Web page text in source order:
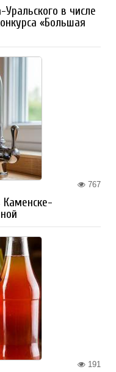
в числе
«Большая
767
Каменске-
191